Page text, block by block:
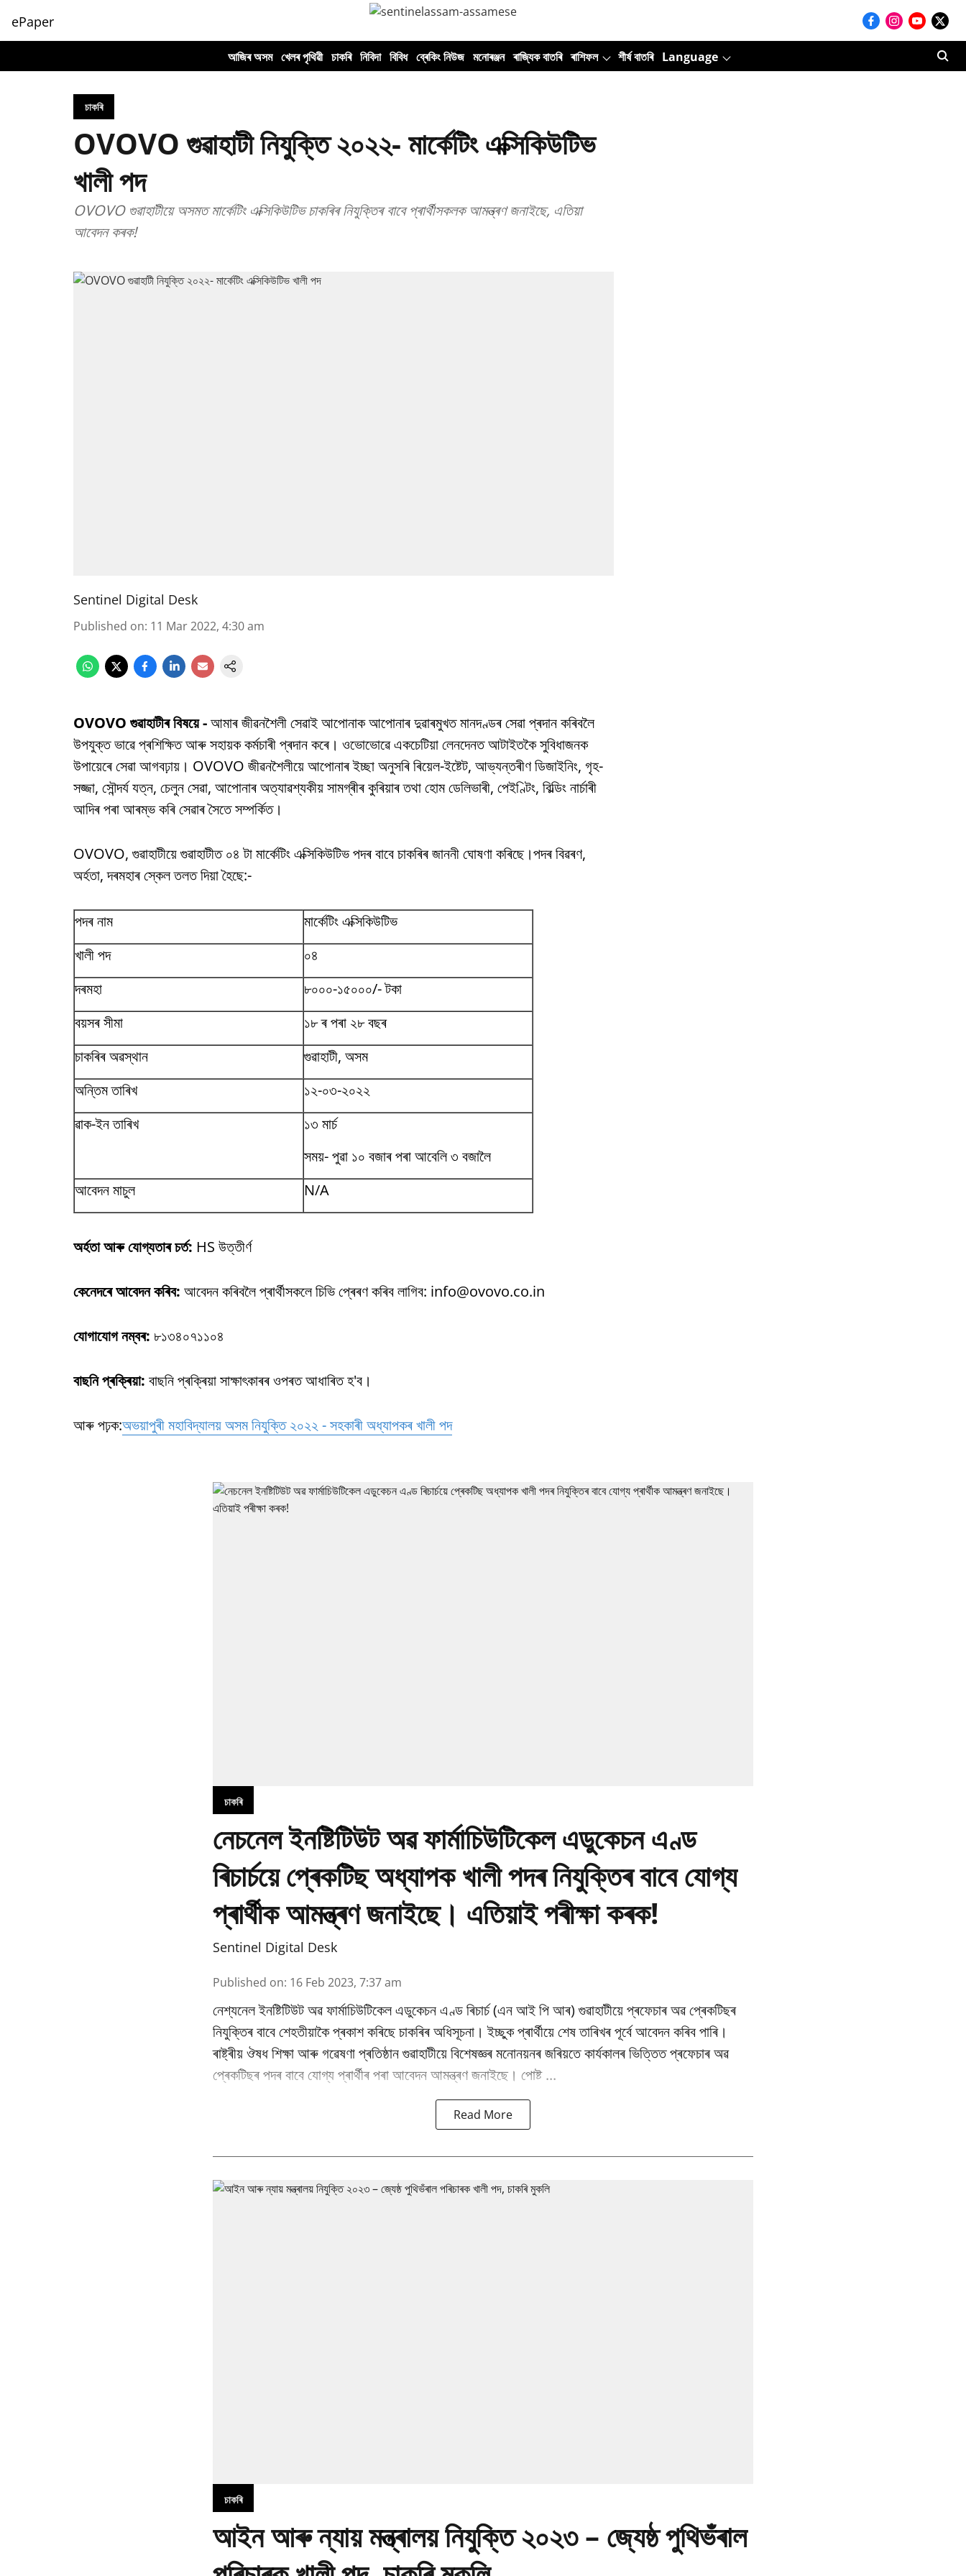
ePaper
আজিৰ অসম খেলৰ পৃথিৱী চাকৰি নিবিদা বিবিধ ব্ৰেকিং নিউজ মনোৰঞ্জন ৰাজ্যিক বাতৰি ৰাশিফল শীৰ্ষ বাতৰি Language
চাকৰি
OVOVO গুৱাহাটী নিযুক্তি ২০২২- মাৰ্কেটিং এক্সিকিউটিভ
খালী পদ
OVOVO গুৱাহাটীয়ে অসমত মাৰ্কেটিং এক্সিকিউটিভ চাকৰিৰ নিযুক্তিৰ বাবে প্ৰাৰ্থীসকলক আমন্ত্ৰণ জনাইছে, এতিয়া
আবেদন কৰক!
Sentinel Digital Desk
Published on: 11 Mar 2022, 4:30 am
OVOVO গুৱাহাটীৰ বিষয়ে -আমাৰ জীৱনশৈলী সেৱাই আপোনাক আপোনাৰ দুৱাৰমুখত মানদণ্ডৰ সেৱা প্ৰদান কৰিবলৈ
উপযুক্ত ভাৱে প্ৰশিক্ষিত আৰু সহায়ক কৰ্মচাৰী প্ৰদান কৰে। ওভোভোৱে একচেটিয়া লেনদেনত আটাইতকৈ সুবিধাজনক
উপায়েৰে সেৱা আগবঢ়ায়। OVOVO জীৱনশৈলীয়ে আপোনাৰ ইচ্ছা অনুসৰি ৰিয়েল-ইষ্টেট, আভ্যন্তৰীণ ডিজাইনিং, গৃহ-
সজ্জা, সৌন্দৰ্য যত্ন, চেলুন সেৱা, আপোনাৰ অত্যাৱশ্যকীয় সামগ্ৰীৰ কুৰিয়াৰ তথা হোম ডেলিভাৰী, পেইণ্টিং, বিল্ডিং নাৰ্চাৰী
আদিৰ পৰা আৰম্ভ কৰি সেৱাৰ সৈতে সম্পৰ্কিত।
OVOVO, গুৱাহাটীয়ে গুৱাহাটীত ০৪ টা মাৰ্কেটিং এক্সিকিউটিভ পদৰ বাবে চাকৰিৰ জাননী ঘোষণা কৰিছে।পদৰ বিৱৰণ,
অৰ্হতা, দৰমহাৰ স্কেল তলত দিয়া হৈছে:-
পদৰ নাম
মাৰ্কেটিং এক্সিকিউটিভ
খালী পদ
০৪
দৰমহা
৮০০০-১৫০০০/- টকা
বয়সৰ সীমা
১৮ ৰ পৰা ২৮ বছৰ
চাকৰিৰ অৱস্থান
গুৱাহাটী, অসম
অন্তিম তাৰিখ
১২-০৩-২০২২
ৱাক-ইন তাৰিখ
১৩ মাৰ্চ
সময়- পুৱা ১০ বজাৰ পৰা আবেলি ৩ বজালৈ
আবেদন মাচুল
N/A
অৰ্হতা আৰু যোগ্যতাৰ চৰ্ত: HS উত্তীৰ্ণ
কেনেদৰে আবেদন কৰিব: আবেদন কৰিবলৈ প্ৰাৰ্থীসকলে চিভি প্ৰেৰণ কৰিব লাগিব: info@ovovo.co.in
যোগাযোগ নম্বৰ: ৮১৩৪০৭১১০৪
বাছনি প্ৰক্ৰিয়া: বাছনি প্ৰক্ৰিয়া সাক্ষাৎকাৰৰ ওপৰত আধাৰিত হ'ব।
আৰু পঢ়ক:অভয়াপুৰী মহাবিদ্যালয় অসম নিযুক্তি ২০২২ - সহকাৰী অধ্যাপকৰ খালী পদ
চাকৰি
নেচনেল ইনষ্টিটিউট অৱ ফাৰ্মাচিউটিকেল এডুকেচন এণ্ড
ৰিচাৰ্চয়ে প্ৰেকটিছ অধ্যাপক খালী পদৰ নিযুক্তিৰ বাবে যোগ্য
প্ৰাৰ্থীক আমন্ত্ৰণ জনাইছে। এতিয়াই পৰীক্ষা কৰক!
Sentinel Digital Desk
Published on: 16 Feb 2023, 7:37 am
নেশ্যনেল ইনষ্টিটিউট অৱ ফাৰ্মাচিউটিকেল এডুকেচন এণ্ড ৰিচাৰ্চ (এন আই পি আৰ) গুৱাহাটীয়ে প্ৰফেচাৰ অৱ প্ৰেকটিছৰ
নিযুক্তিৰ বাবে শেহতীয়াকৈ প্ৰকাশ কৰিছে চাকৰিৰ অধিসূচনা। ইচ্ছুক প্ৰাৰ্থীয়ে শেষ তাৰিখৰ পূৰ্বে আবেদন কৰিব পাৰি।
ৰাষ্ট্ৰীয় ঔষধ শিক্ষা আৰু গৱেষণা প্ৰতিষ্ঠান গুৱাহাটীয়ে বিশেষজ্ঞৰ মনোনয়নৰ জৰিয়তে কাৰ্যকালৰ ভিত্তিত প্ৰফেচাৰ অৱ
প্ৰেকটিছৰ পদৰ বাবে যোগ্য প্ৰাৰ্থীৰ পৰা আবেদন আমন্ত্ৰণ জনাইছে। পোষ্ট ...
Read More
চাকৰি
আইন আৰু ন্যায় মন্ত্ৰালয় নিযুক্তি ২০২৩ – জ্যেষ্ঠ পুথিভঁৰাল